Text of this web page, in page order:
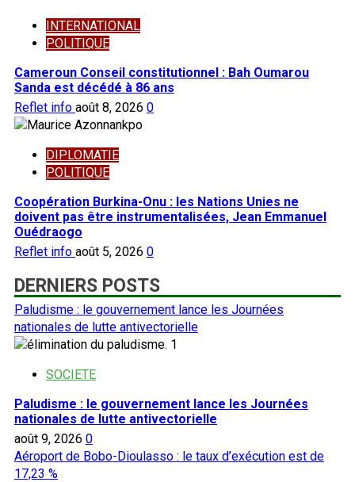
INTERNATIONAL
POLITIQUE
Cameroun Conseil constitutionnel : Bah Oumarou
Sanda est décédé à 86 ans
Reflet info août 8, 2026 0
DIPLOMATIE
POLITIQUE
Coopération Burkina-Onu : les Nations Unies ne
doivent pas être instrumentalisées, Jean Emmanuel
Ouédraogo
Reflet info août 5, 2026 0
DERNIERS POSTS
Paludisme : le gouvernement lance les Journées
nationales de lutte antivectorielle
1
SOCIETE
Paludisme : le gouvernement lance les Journées
nationales de lutte antivectorielle
août 9, 2026 0
Aéroport de Bobo-Dioulasso : le taux d’exécution est de
17,23 %